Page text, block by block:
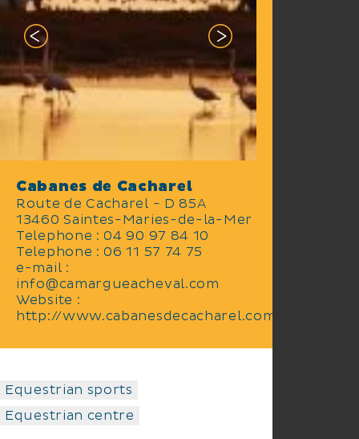
Cabanes de Cacharel
Route de Cacharel - D 85A
13460 Saintes-Maries-de-la-Mer
Telephone : 04 90 97 84 10
Telephone : 06 11 57 74 75
e-mail :
info@camargueacheval.com
Website :
http://www.cabanesdecacharel.com
Equestrian sports
Equestrian centre